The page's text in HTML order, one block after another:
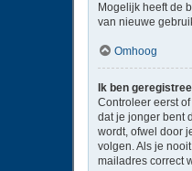
Mogelijk heeft de
van nieuwe
Omhoog
Ik ben
Controleer eerst
dat je jonger bent
wordt, ofwel door
volgen. Als je
mailadres correct